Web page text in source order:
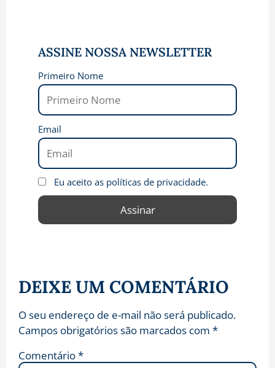
ASSINE NOSSA NEWSLETTER
Primeiro Nome
Email
Eu aceito as políticas de privacidade.
DEIXE UM COMENTÁRIO
O seu endereço de e-mail não será publicado.
Campos obrigatórios são marcados com *
Comentário*